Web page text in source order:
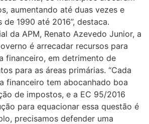
aumentando até duas vezes e
de 1990 até 2016”, destaca.
da APM, Renato Azevedo Junior, a
é arrecadar recursos para
financeiro, em detrimento de
para as áreas primárias. “Cada
financeiro tem abocanhado boa
de impostos, e a EC 95/2016
para equacionar essa questão é
precisamos defender uma